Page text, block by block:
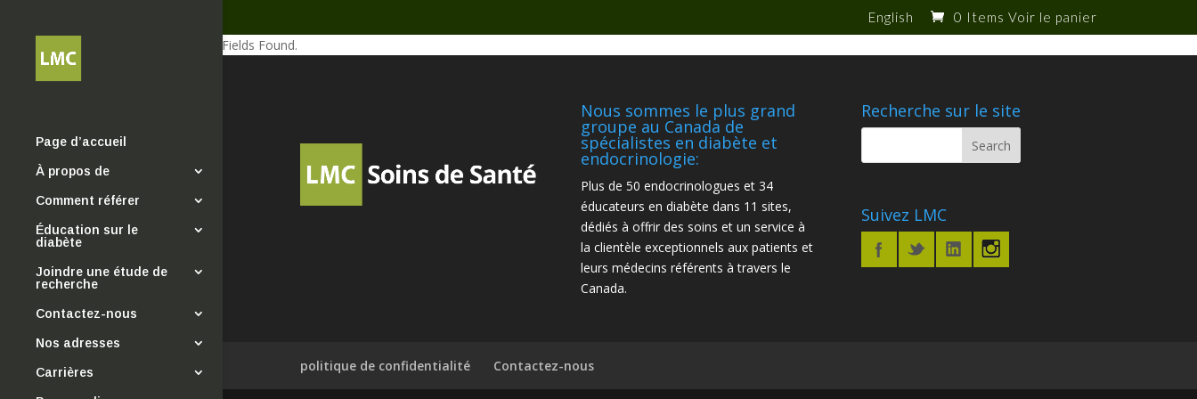
English 0 Items
Page d’accueil
À propos de
Comment référer
Éducation sur le
diabète
Joindre une étude de
recherche
Contactez-nous
Nos adresses
Carrières
No Fields Found.
Nous sommes le plus grand
groupe au Canada de
spécialistes en diabète et
endocrinologie:
Plus de 50 endocrinologues et 34
éducateurs en diabète dans 11 sites,
dédiés à offrir des soins et un service à
la clientèle exceptionnels aux patients et
leurs médecins référents à travers le
Canada.
Recherche sur le site
Suivez LMC
politique de confidentialité Contactez-nous